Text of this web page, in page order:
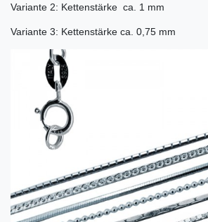
Variante 2: Kettenstärke ca. 1 mm
Variante 3: Kettenstärke ca. 0,75 mm